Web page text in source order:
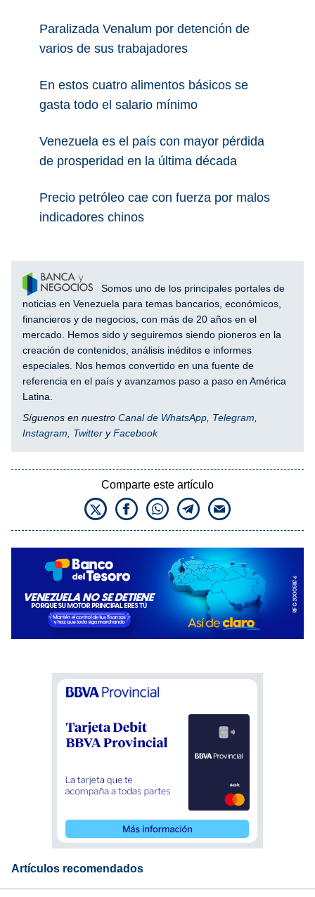
Paralizada Venalum por detención de
varios de sus trabajadores
En estos cuatro alimentos básicos se
gasta todo el salario mínimo
Venezuela es el país con mayor pérdida
de prosperidad en la última década
Precio petróleo cae con fuerza por malos
indicadores chinos
Somos uno de los principales portales de
noticias en Venezuela para temas bancarios, económicos,
financieros y de negocios, con más de 20 años en el
mercado. Hemos sido y seguiremos siendo pioneros en la
creación de contenidos, análisis inéditos e informes
especiales. Nos hemos convertido en una fuente de
referencia en el país y avanzamos paso a paso en América
Latina.
Síguenos en nuestro Canal de WhatsApp Telegram
Instagram
Twitter yFacebook
Comparte este artículo
Artículos recomendados